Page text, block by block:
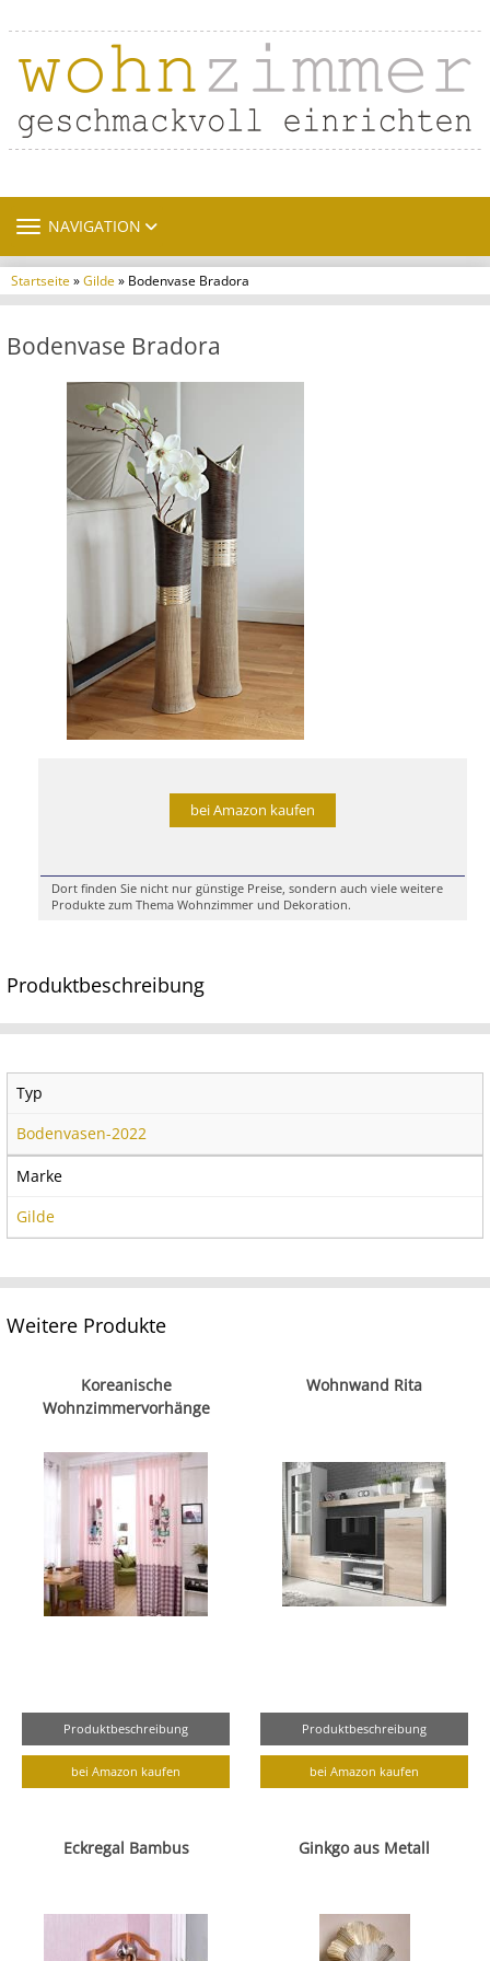
TOGGLE NAVIGATION
NAVIGATION
Startseite»Gilde» Bodenvase Bradora
Bodenvase Bradora
bei Amazon kaufen
Dort finden Sie nicht nur günstige Preise, sondern auch viele weitere
Produkte zum Thema Wohnzimmer und Dekoration.
Produktbeschreibung
Typ
Bodenvasen-2022
Marke
Gilde
Weitere Produkte
Koreanische
Wohnzimmervorhänge
Produktbeschreibung
bei Amazon kaufen
Wohnwand Rita
Produktbeschreibung
bei Amazon kaufen
Eckregal Bambus Ginkgo aus Metall